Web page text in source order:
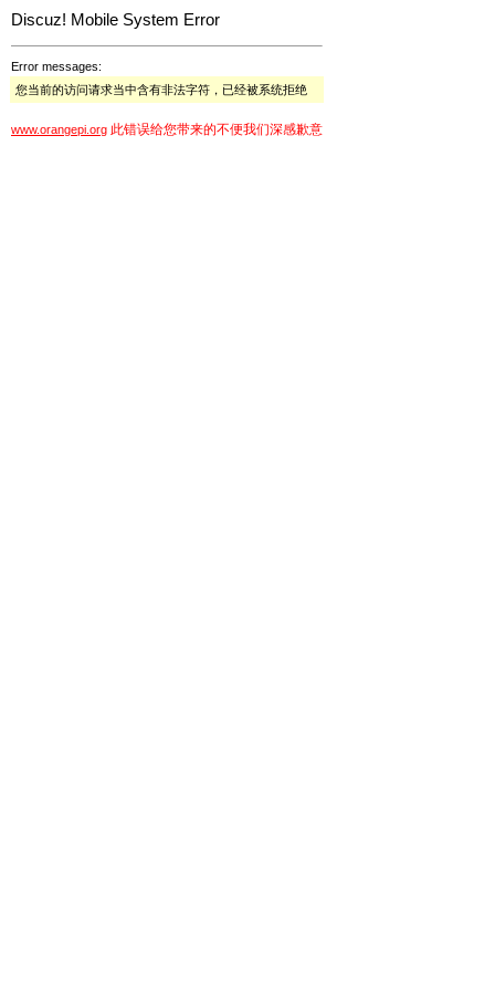
Discuz! Mobile System Error
Error messages:
您当前的访问请求当中含有非法字符，已经被系统拒绝
www.orangepi.org 此错误给您带来的不便我们深感歉意